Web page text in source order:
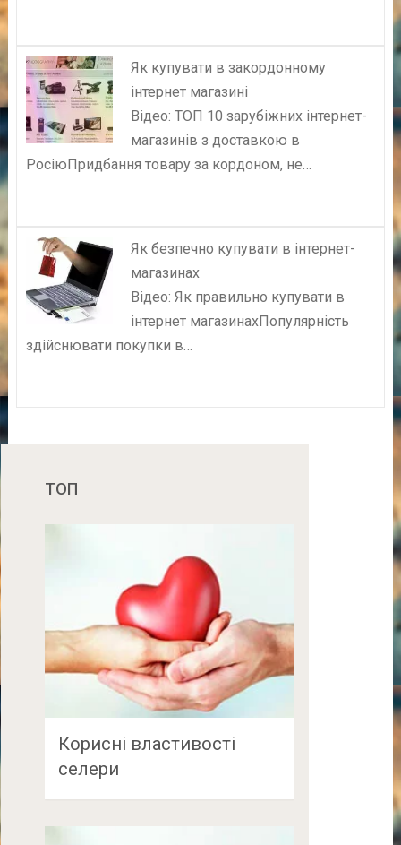
Як купувати в закордонному
інтернет магазині
Відео: ТОП 10 зарубіжних інтернет-
магазинів з доставкою в
РосіюПридбання товару за кордоном, не…
Як безпечно купувати в інтернет-
магазинах
Відео: Як правильно купувати в
інтернет магазинахПопулярність
здійснювати покупки в…
ТОП
Корисні властивості
селери